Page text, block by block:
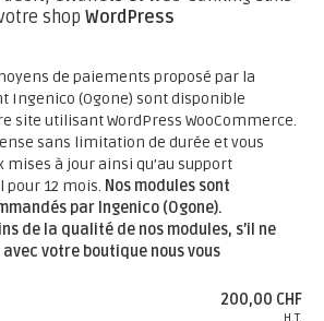
shop WordPress
de paiements proposé par la
Ingenico (Ogone) sont disponible
site utilisant WordPress WooCommerce.
sans limitation de durée et vous
mises à jour ainsi qu’au support
12 mois. Nos modules sont
par Ingenico (Ogone).
de la qualité de nos modules, s’il ne
votre boutique nous vous
200,00 CHF